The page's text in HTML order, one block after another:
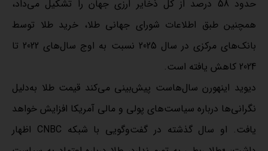
حدود 58 درصد از کل ذخایر ارزی جهان را تشکیل می‌داد،
همچنین طبق اطلاعات شورای جهانی طلا، خرید طلا توسط
بانک‌های مرکزی در سال 2025 نسبت به اوج سال‌های 2022 تا
2024 کاهش یافته است.
دیوید اینهورن سال‌هاست پیش‌بینی می‌کند قیمت طلا به‌دلیل
نگرانی‌ها درباره سیاست‌های پولی و مالی آمریکا افزایش خواهد
یافت. او سال گذشته در گفت‌وگویی با شبکه CNBC اظهار